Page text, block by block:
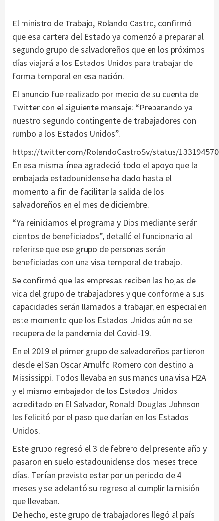
El ministro de Trabajo, Rolando Castro, confirmó
que esa cartera del Estado ya comenzó a preparar al
segundo grupo de salvadoreños que en los próximos
días viajará a los Estados Unidos para trabajar de
forma temporal en esa nación.
El anuncio fue realizado por medio de su cuenta de
Twitter con el siguiente mensaje: “Preparando ya
nuestro segundo contingente de trabajadores con
rumbo a los Estados Unidos”.
https://twitter.com/RolandoCastroSv/status/
En esa misma línea agradeció todo el apoyo que la
embajada estadounidense ha dado hasta el
momento a fin de facilitar la salida de los
salvadoreños en el mes de diciembre.
“Ya reiniciamos el programa y Dios mediante serán
cientos de beneficiados”, detalló el funcionario al
referirse que ese grupo de personas serán
beneficiadas con una visa temporal de trabajo.
Se confirmó que las empresas reciben las hojas de
vida del grupo de trabajadores y que conforme a sus
capacidades serán llamados a trabajar, en especial en
este momento que los Estados Unidos aún no se
recupera de la pandemia del Covid-19.
En el 2019 el primer grupo de salvadoreños partieron
desde el San Oscar Arnulfo Romero con destino a
Mississippi. Todos llevaba en sus manos una visa H2A
y el mismo embajador de los Estados Unidos
acreditado en El Salvador, Ronald Douglas Johnson
les felicitó por el paso que darían en los Estados
Unidos.
Este grupo regresó el 3 de febrero del presente año y
pasaron en suelo estadounidense dos meses trece
días. Tenían previsto estar por un periodo de 4
meses y se adelantó su regreso al cumplir la misión
que llevaban.
De hecho, este grupo de trabajadores llegó al país